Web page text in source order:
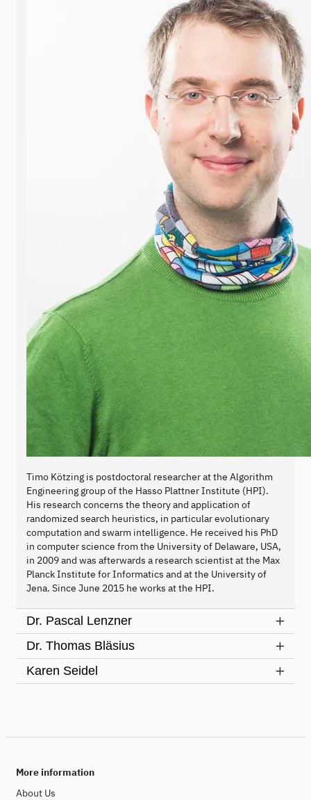
Timo Kötzing is postdoctoral researcher at the Algorithm
Engineering group of the Hasso Plattner Institute (HPI).
His research concerns the theory and application of
randomized search heuristics, in particular evolutionary
computation and swarm intelligence. He received his PhD
in computer science from the University of Delaware, USA,
in 2009 and was afterwards a research scientist at the Max
Planck Institute for Informatics and at the University of
Jena. Since June 2015 he works at the HPI.
Dr. Pascal Lenzner
Dr. Thomas Bläsius
Karen Seidel
More information
About Us